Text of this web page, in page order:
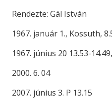
Rendezte: Gál István
1967. január 1., Kossuth,
1967. június 20 13.53-
2000. 6. 04
2007. június 3. P 13.15